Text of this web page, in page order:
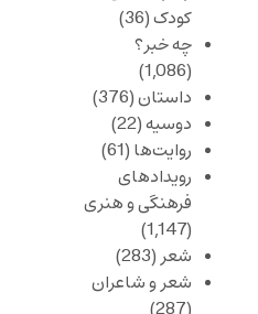
کودک(36)
چه خبر؟
(1,086)
داستان(376)
دوسیه(22)
روایت‌ها (61)
رویدادهای
فرهنگی و هنری
(1,147)
شعر(283)
شعر و شاعران